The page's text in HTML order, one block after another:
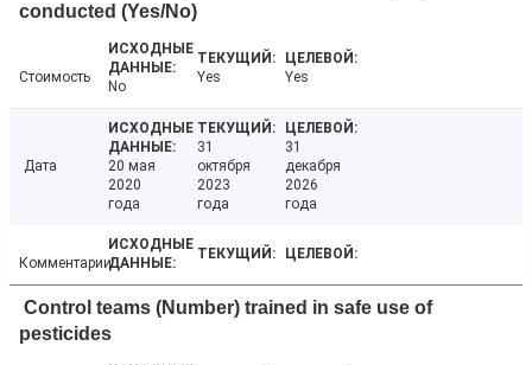
conducted (Yes/No)
Стоимость
No
Yes Yes
Дата
20 мая
2020
года
31
октября
2023
года
31
декабря
2026
года
Комментарии
Control teams (Number) trained in safe use of
pesticides